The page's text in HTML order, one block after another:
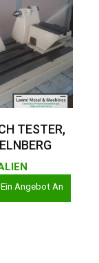
TESTER,
Angebot An